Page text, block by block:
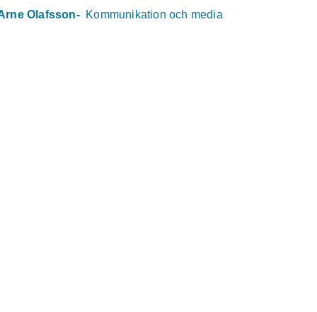
Olafsson- Kommunikation och media